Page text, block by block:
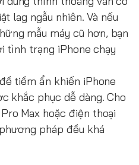
lag ngẫu nhiên. Và nếu
mẫu máy cũ hơn, bạn
tình trạng iPhone chạy
tiềm ẩn khiến iPhone
khắc phục dễ dàng. Cho
Max hoặc điện thoại
pháp đều khá